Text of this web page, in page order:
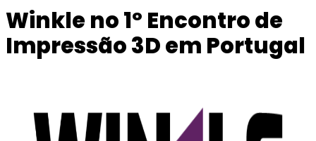
Winkle no 1º Encontro de
Impressão 3D em Portugal